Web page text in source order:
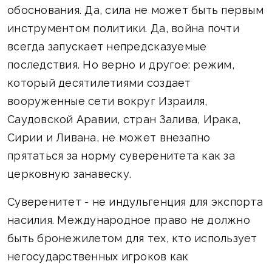
обоснования. Да, сила не может быть первым
инструментом политики. Да, война почти
всегда запускает непредсказуемые
последствия. Но верно и другое: режим,
который десятилетиями создает
вооруженные сети вокруг Израиля,
Саудовской Аравии, стран Залива, Ирака,
Сирии и Ливана, не может внезапно
прятаться за норму суверенитета как за
церковную занавеску.
Суверенитет - не индульгенция для экспорта
насилия. Международное право не должно
быть бронежилетом для тех, кто использует
негосударственных игроков как